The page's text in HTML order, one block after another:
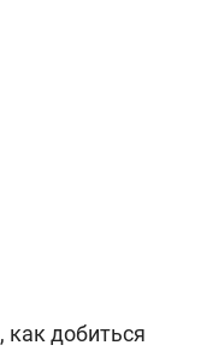
, как добиться